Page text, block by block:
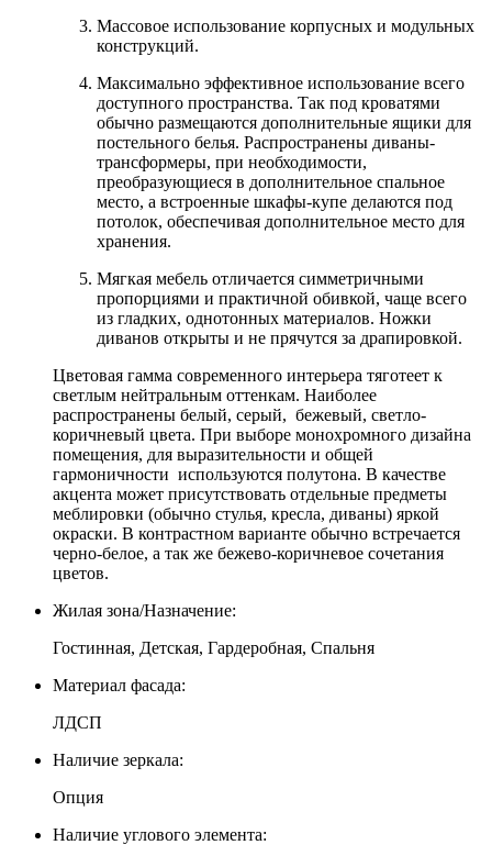
Массовое использование корпусных и модульных
конструкций.
Максимально эффективное использование всего
доступного пространства. Так под кроватями
обычно размещаются дополнительные ящики для
постельного белья. Распространены диваны-
трансформеры, при необходимости,
преобразующиеся в дополнительное спальное
место, а встроенные шкафы-купе делаются под
потолок, обеспечивая дополнительное место для
хранения.
Мягкая мебель отличается симметричными
пропорциями и практичной обивкой, чаще всего
из гладких, однотонных материалов. Ножки
диванов открыты и не прячутся за драпировкой.
Цветовая гамма современного интерьера тяготеет к
светлым нейтральным оттенкам. Наиболее
распространены белый, серый, бежевый, светло-
коричневый цвета. При выборе монохромного дизайна
помещения, для выразительности и общей
гармоничности используются полутона. В качестве
акцента может присутствовать отдельные предметы
меблировки (обычно стулья, кресла, диваны) яркой
окраски. В контрастном варианте обычно встречается
черно-белое, а так же бежево-коричневое сочетания
цветов.
Жилая зона/Назначение:
Гостинная, Детская, Гардеробная, Спальня
Материал фасада:
ЛДСП
Наличие зеркала:
Опция
Наличие углового элемента: